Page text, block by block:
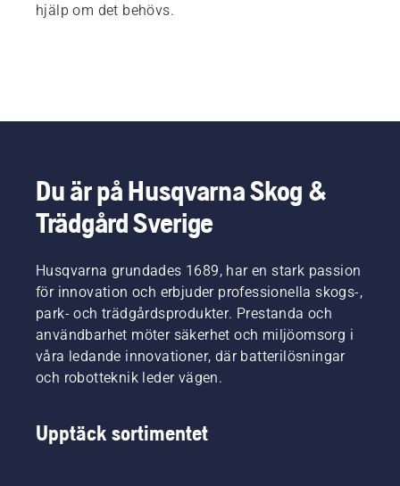
hjälp om det behövs.
Du är på Husqvarna Skog &
Trädgård Sverige
Husqvarna grundades 1689, har en stark passion
för innovation och erbjuder professionella skogs-,
park- och trädgårdsprodukter. Prestanda och
användbarhet möter säkerhet och miljöomsorg i
våra ledande innovationer, där batterilösningar
och robotteknik leder vägen.
Upptäck sortimentet